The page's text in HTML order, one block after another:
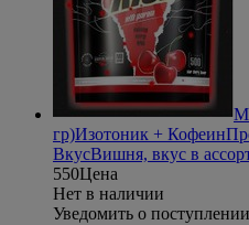
гр)Изотоник + Кофеин
ВкусВишня, вкус в
550Цена
Нет в наличии
Уведомить о поступлении